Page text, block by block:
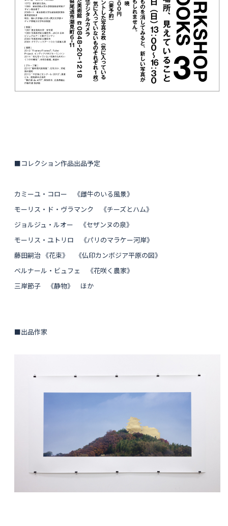
■コレクション作品出品予定
カミーユ・コロー 《雌牛のいる風景》
モーリス・ド・ヴラマンク 《チーズとハム》
ジョルジュ・ルオー 《セザンヌの泉》
モーリス・ユトリロ 《パリのマラケー河岸》
藤田嗣治 《花束》 《仏印カンボジア平原の図》
ベルナール・ビュフェ 《花咲く農家》
三岸節子 《静物》 ほか
■出品作家